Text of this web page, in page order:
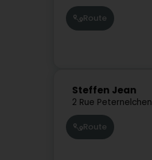
Route
Steffen Jean
2 Rue Peternelchen
Route